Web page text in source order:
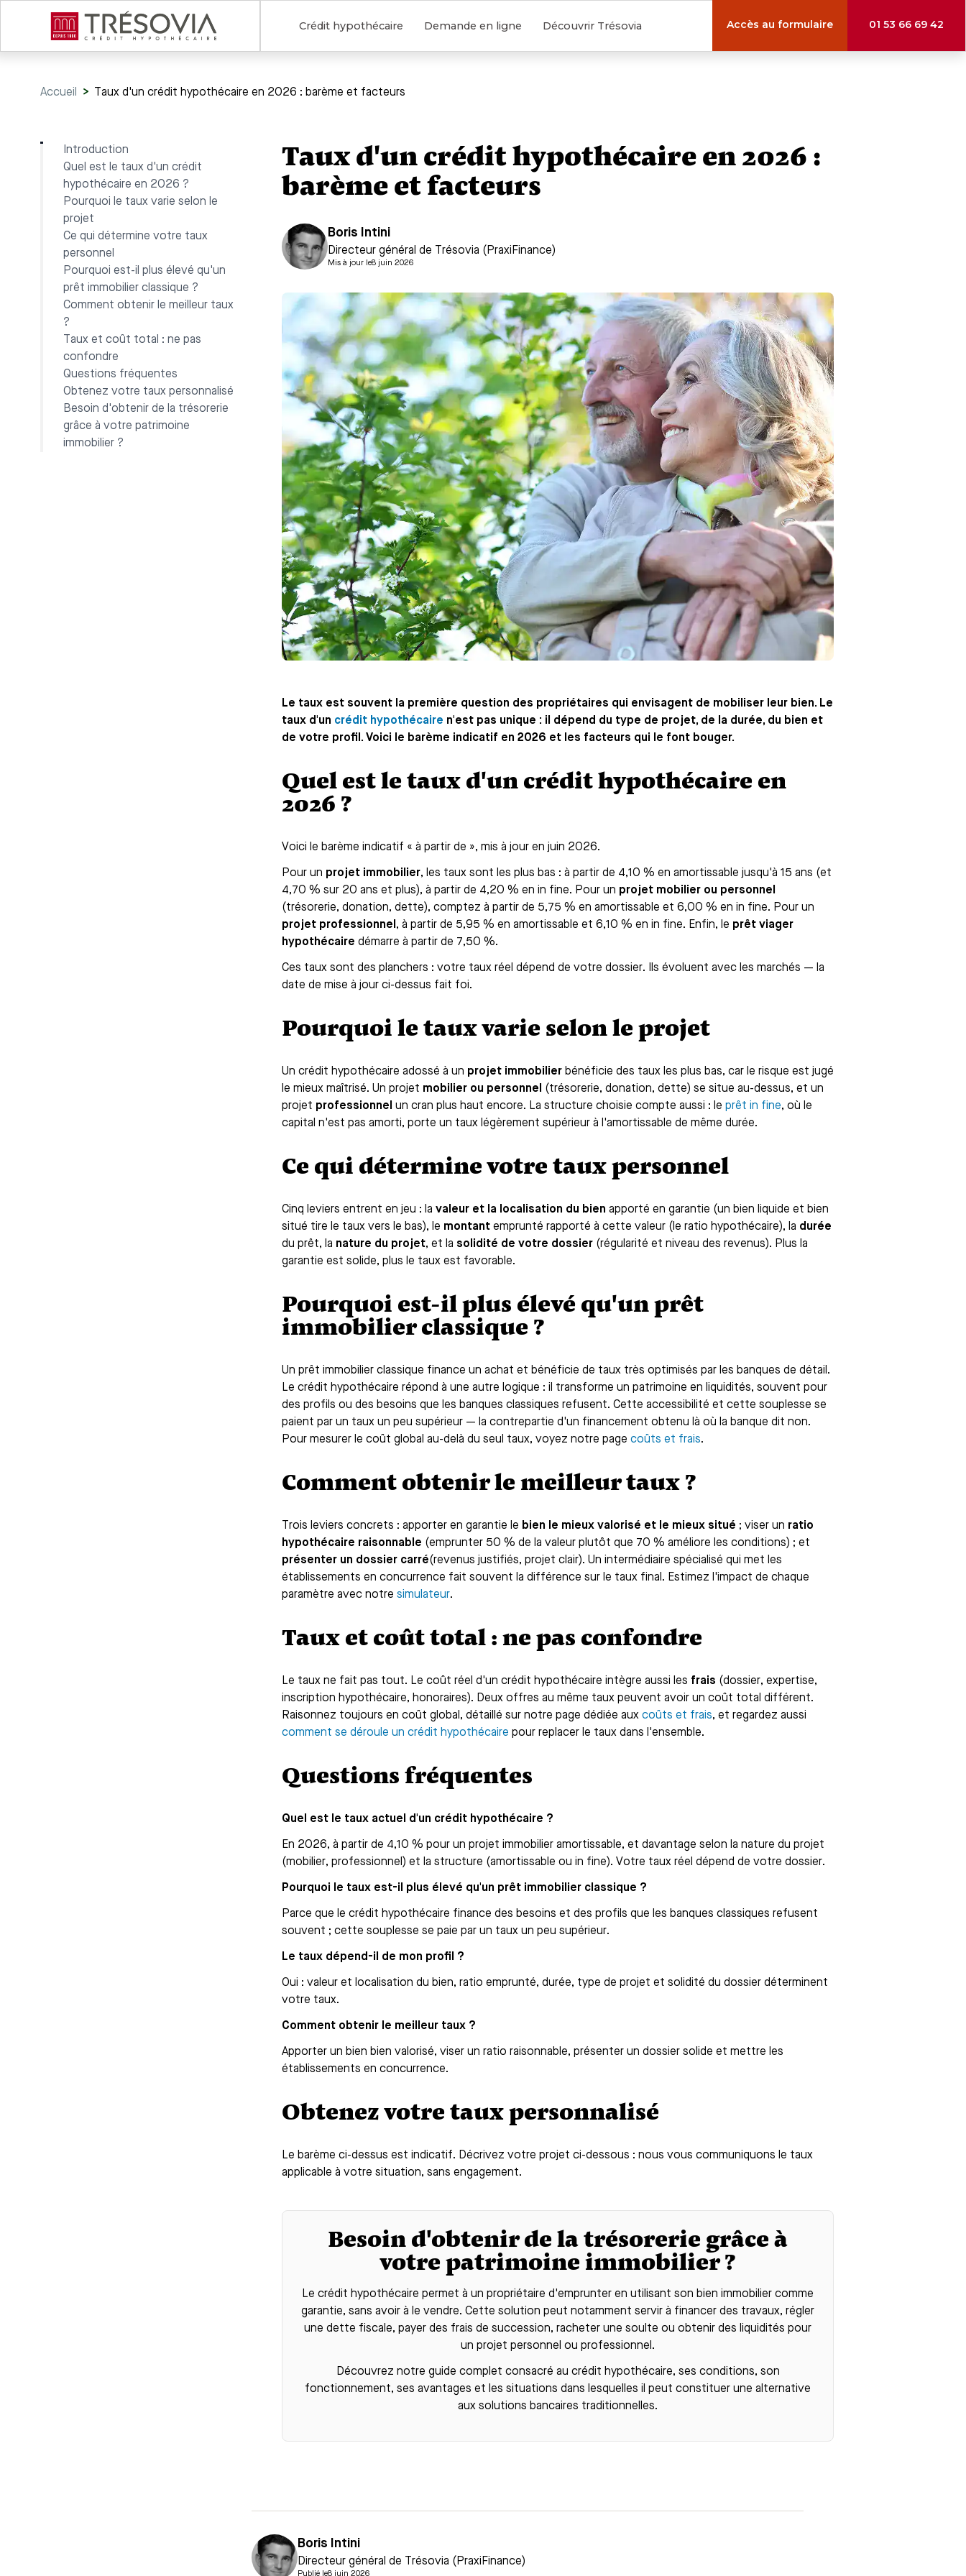
Crédit hypothécaire Demande en ligne Découvrir Trésovia Accès au formulaire 01 53 66 69 42
Accueil > Taux d'un crédit hypothécaire en 2026 : barème et facteurs
Introduction
Quel est le taux d'un crédit
hypothécaire en 2026 ?
Pourquoi le taux varie selon le
projet
Ce qui détermine votre taux
personnel
Pourquoi est-il plus élevé qu'un
prêt immobilier classique ?
Comment obtenir le meilleur taux
?
Taux et coût total : ne pas
confondre
Questions fréquentes
Obtenez votre taux personnalisé
Besoin d'obtenir de la trésorerie
grâce à votre patrimoine
immobilier ?
Taux d'un crédit hypothécaire en 2026 :
barème et facteurs
Boris Intini
Directeur général de Trésovia (PraxiFinance)
Mis à jour le8 juin 2026
Le taux est souvent la première question des propriétaires qui envisagent de mobiliser leur bien. Le
taux d'un crédit hypothécaire n'est pas unique : il dépend du type de projet, de la durée, du bien et
de votre profil. Voici le barème indicatif en 2026 et les facteurs qui le font bouger.
Quel est le taux d'un crédit hypothécaire en
2026 ?
Voici le barème indicatif « à partir de », mis à jour en juin 2026.
Pour un projet immobilier, les taux sont les plus bas : à partir de 4,10 % en amortissable jusqu'à 15 ans (et
4,70 % sur 20 ans et plus), à partir de 4,20 % en in fine. Pour un projet mobilier ou personnel
(trésorerie, donation, dette), comptez à partir de 5,75 % en amortissable et 6,00 % en in fine. Pour un
projet professionnel , à partir de 5,95 % en amortissable et 6,10 % en in fine. Enfin, le prêt viager
hypothécaire démarre à partir de 7,50 %.
Ces taux sont des planchers : votre taux réel dépend de votre dossier. Ils évoluent avec les marchés — la
date de mise à jour ci-dessus fait foi.
Pourquoi le taux varie selon le projet
Un crédit hypothécaire adossé à un projet immobilier bénéficie des taux les plus bas, car le risque est jugé
le mieux maîtrisé. Un projet mobilier ou personnel
(trésorerie, donation, dette) se situe au-dessus, et un
projet professionnel un cran plus haut encore. La structure choisie compte aussi : le prêt in fine, où le
capital n'est pas amorti, porte un taux légèrement supérieur à l'amortissable de même durée.
Ce qui détermine votre taux personnel
Cinq leviers entrent en jeu : la valeur et la localisation du bien apporté en garantie (un bien liquide et bien
situé tire le taux vers le bas), le montant emprunté rapporté à cette valeur (le ratio hypothécaire), la durée
du prêt, la nature du projet, et la solidité de votre dossier (régularité et niveau des revenus). Plus la
garantie est solide, plus le taux est favorable.
Pourquoi est-il plus élevé qu'un prêt
immobilier classique ?
Un prêt immobilier classique finance un achat et bénéficie de taux très optimisés par les banques de détail.
Le crédit hypothécaire répond à une autre logique : il transforme un patrimoine en liquidités, souvent pour
des profils ou des besoins que les banques classiques refusent. Cette accessibilité et cette souplesse se
paient par un taux un peu supérieur — la contrepartie d'un financement obtenu là où la banque dit non.
Pour mesurer le coût global au-delà du seul taux, voyez notre page coûts et frais.
Comment obtenir le meilleur taux ?
Trois leviers concrets : apporter en garantie le bien le mieux valorisé et le mieux situé ; viser un ratio
hypothécaire raisonnable (emprunter 50 % de la valeur plutôt que 70 % améliore les conditions) ; et
présenter un dossier carré(revenus justifiés, projet clair). Un intermédiaire spécialisé qui met les
établissements en concurrence fait souvent la différence sur le taux final. Estimez l'impact de chaque
paramètre avec notre simulateur.
Taux et coût total : ne pas confondre
Le taux ne fait pas tout. Le coût réel d'un crédit hypothécaire intègre aussi les frais (dossier, expertise,
inscription hypothécaire, honoraires). Deux offres au même taux peuvent avoir un coût total différent.
Raisonnez toujours en coût global, détaillé sur notre page dédiée aux coûts et frais, et regardez aussi
comment se déroule un crédit hypothécaire pour replacer le taux dans l'ensemble.
Questions fréquentes
Quel est le taux actuel d'un crédit hypothécaire ?
En 2026, à partir de 4,10 % pour un projet immobilier amortissable, et davantage selon la nature du projet
(mobilier, professionnel) et la structure (amortissable ou in fine). Votre taux réel dépend de votre dossier.
Pourquoi le taux est-il plus élevé qu'un prêt immobilier classique ?
Parce que le crédit hypothécaire finance des besoins et des profils que les banques classiques refusent
souvent ; cette souplesse se paie par un taux un peu supérieur.
Le taux dépend-il de mon profil ?
Oui : valeur et localisation du bien, ratio emprunté, durée, type de projet et solidité du dossier déterminent
votre taux.
Comment obtenir le meilleur taux ?
Apporter un bien bien valorisé, viser un ratio raisonnable, présenter un dossier solide et mettre les
établissements en concurrence.
Obtenez votre taux personnalisé
Le barème ci-dessus est indicatif. Décrivez votre projet ci-dessous : nous vous communiquons le taux
applicable à votre situation, sans engagement.
Besoin d'obtenir de la trésorerie grâce à
votre patrimoine immobilier ?
Le crédit hypothécaire permet à un propriétaire d'emprunter en utilisant son bien immobilier comme
garantie, sans avoir à le vendre. Cette solution peut notamment servir à financer des travaux, régler
une dette fiscale, payer des frais de succession, racheter une soulte ou obtenir des liquidités pour
un projet personnel ou professionnel.
Découvrez notre guide complet consacré au crédit hypothécaire, ses conditions, son
fonctionnement, ses avantages et les situations dans lesquelles il peut constituer une alternative
aux solutions bancaires traditionnelles.
Boris Intini
Directeur général de Trésovia (PraxiFinance)
Publié le8 juin 2026